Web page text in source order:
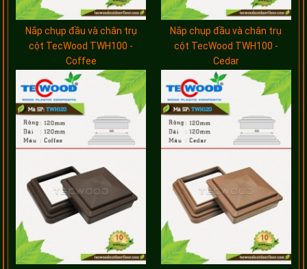
Nắp chụp đầu và chân trụ
cột TecWood TWH100 -
Coffee
Nắp chụp đầu và chân trụ
cột TecWood TWH100 -
Cedar